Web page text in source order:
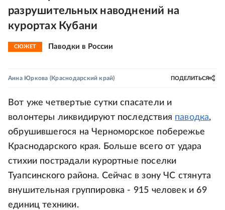
разрушительных наводнений на
курортах Кубани
СЮЖЕТ Паводки в России
Анна Юркова (Краснодарский край) ПОДЕЛИТЬСЯ
Вот уже четвертые сутки спасатели и
волонтеры ликвидируют последствия паводка,
обрушившегося на Черноморское побережье
Краснодарского края. Больше всего от удара
стихии пострадали курортные поселки
Туапсинского района. Сейчас в зону ЧС стянута
внушительная группировка - 915 человек и 69
единиц техники.